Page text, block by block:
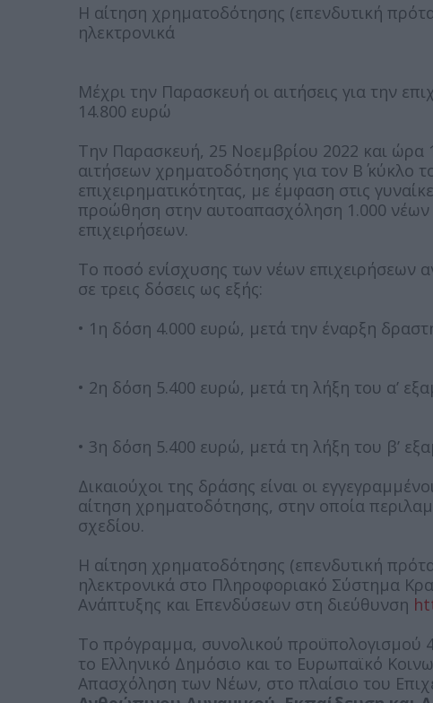
Η αίτηση χρηματοδότησης (επενδυτική
ηλεκτρονικά
Μέχρι την Παρασκευή οι αιτήσεις για την
14.800 ευρώ
Την Παρασκευή, 25 Νοεμβρίου 2022 και ώρα
αιτήσεων χρηματοδότησης για τον Β΄ κύκλο
επιχειρηματικότητας, με έμφαση στις
προώθηση στην αυτοαπασχόληση 1.000
επιχειρήσεων.
Το ποσό ενίσχυσης των νέων επιχειρήσεων
σε τρεις δόσεις ως εξής:
• 1η δόση 4.000 ευρώ, μετά την έναρξη
• 2η δόση 5.400 ευρώ, μετά τη λήξη του α’
• 3η δόση 5.400 ευρώ, μετά τη λήξη του β’
Δικαιούχοι της δράσης είναι οι
αίτηση χρηματοδότησης, στην οποία
σχεδίου.
Η αίτηση χρηματοδότησης (επενδυτική
ηλεκτρονικά στο Πληροφοριακό Σύστημα
Ανάπτυξης και Επενδύσεων στη διεύθυνση
Το πρόγραμμα, συνολικού προϋπολογισμού
το Ελληνικό Δημόσιο και το Ευρωπαϊκό
Απασχόληση των Νέων, στο πλαίσιο του